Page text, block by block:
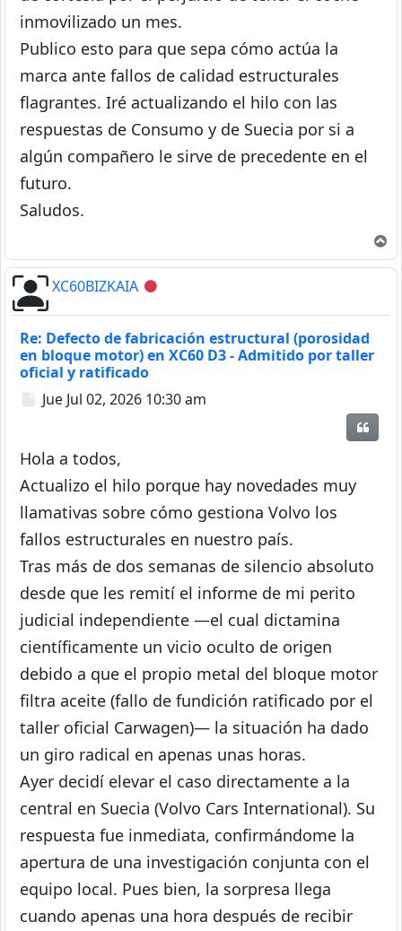
inmovilizado un mes.
Publico esto para que sepa cómo actúa la
marca ante fallos de calidad estructurales
flagrantes. Iré actualizando el hilo con las
respuestas de Consumo y de Suecia por si a
algún compañero le sirve de precedente en el
futuro.
Saludos.
XC60BIZKAIA Desconectado
Re: Defecto de fabricación estructural (porosidad
en bloque motor) en XC60 D3 - Admitido por taller
oficial y ratificado
Mensaje
Jue Jul 02, 2026 10:30 am
Hola a todos,
Actualizo el hilo porque hay novedades muy
llamativas sobre cómo gestiona Volvo los
fallos estructurales en nuestro país.
Tras más de dos semanas de silencio absoluto
desde que les remití el informe de mi perito
judicial independiente —el cual dictamina
científicamente un vicio oculto de origen
debido a que el propio metal del bloque motor
filtra aceite (fallo de fundición ratificado por el
taller oficial Carwagen)— la situación ha dado
un giro radical en apenas unas horas.
Ayer decidí elevar el caso directamente a la
central en Suecia (Volvo Cars International). Su
respuesta fue inmediata, confirmándome la
apertura de una investigación conjunta con el
equipo local. Pues bien, la sorpresa llega
cuando apenas una hora después de recibir